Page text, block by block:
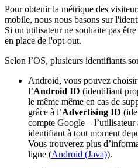
Pour obtenir la métrique des
mobile, nous nous basons sur
Si un utilisateur ne souhaite pas
en place de l'opt-out.
Selon l’OS, plusieurs identifiants
Android, vous pouvez
l’Android ID (identifiant
le même même en cas de
grâce à l’Advertising ID
compte Google –
identifiant à tout moment
Vous trouverez plus
ligne (Android (Java)).